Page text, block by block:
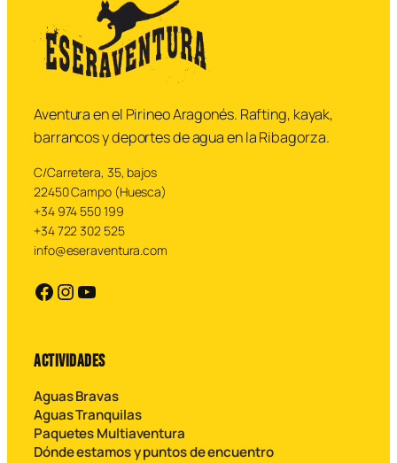
Aventura en el Pirineo Aragonés. Rafting, kayak,
barrancos y deportes de agua en la Ribagorza.
C/Carretera, 35, bajos
22450 Campo (Huesca)
+34 974 550 199
+34 722 302 525
info@eseraventura.com
https://facebook.com https://instagram.com YouTube
ACTIVIDADES
Aguas Bravas
Aguas Tranquilas
Paquetes Multiaventura
Dónde estamos y puntos de encuentro